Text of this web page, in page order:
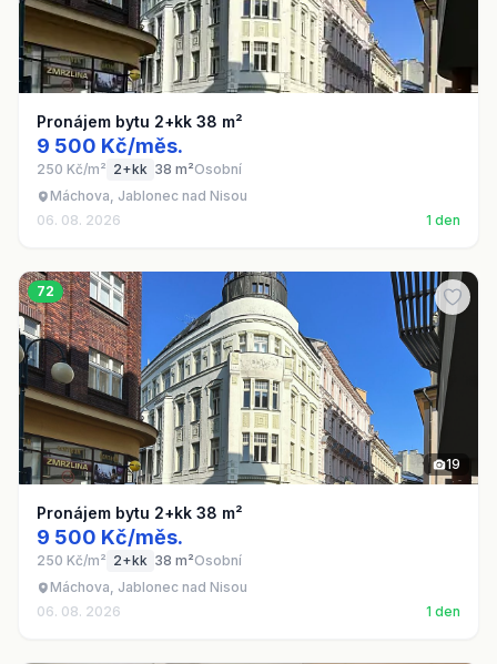
Pronájem bytu 2+kk 38 m²
9 500 Kč/měs.
250 Kč/m² 2+kk 38 m²Osobní
Máchova, Jablonec nad Nisou
06. 08. 2026
1 den
72
19
Pronájem bytu 2+kk 38 m²
9 500 Kč/měs.
250 Kč/m² 2+kk 38 m²Osobní
Máchova, Jablonec nad Nisou
06. 08. 2026
1 den